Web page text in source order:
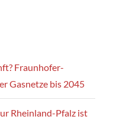
Fraunhofer-
Gasnetze bis 2045
Rheinland-Pfalz ist